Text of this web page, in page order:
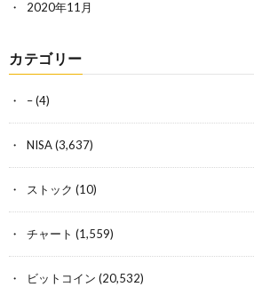
2020年11月
カテゴリー
–(4)
NISA(3,637)
ストック (10)
チャート (1,559)
ビットコイン (20,532)